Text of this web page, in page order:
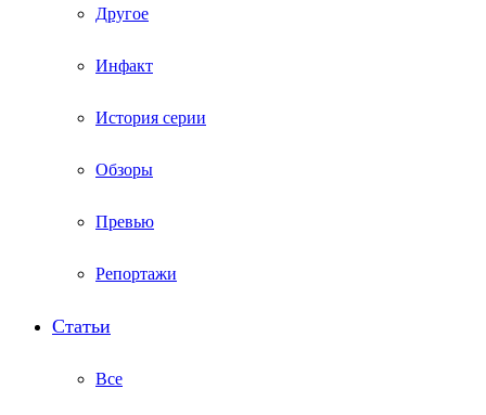
Другое
Инфакт
История серии
Обзоры
Превью
Репортажи
Статьи
Все